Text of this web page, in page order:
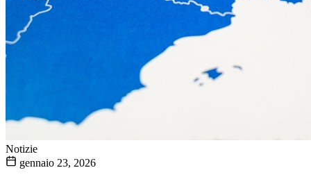
Notizie
gennaio 23, 2026